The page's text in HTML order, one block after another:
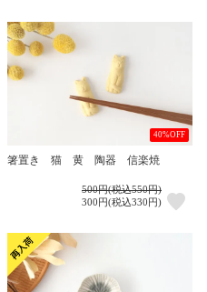
40%OFF
箸置き 猫 黄 陶器 信楽焼
500円(税込550円)
300円(税込330円)